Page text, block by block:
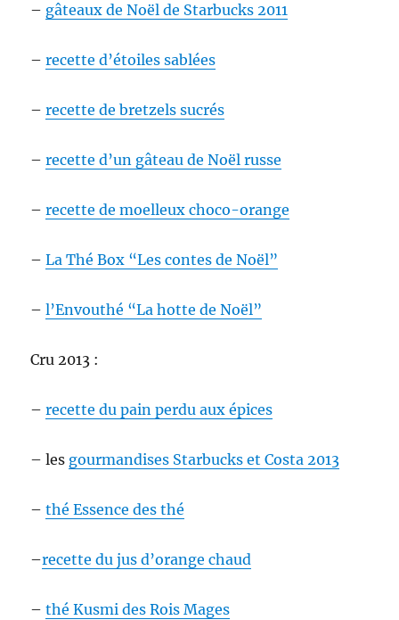
– gâteaux de Noël de Starbucks 2011
–recette d’étoiles sablées
–recette de bretzels sucrés
–recette d’un gâteau de Noël russe
–recette de moelleux choco-orange
–La Thé Box “Les contes de Noël”
–l’Envouthé “La hotte de Noël”
Cru 2013 :
–recette du pain perdu aux épices
– les gourmandises Starbucks et Costa 2013
–thé Essence des thé
–recette du jus d’orange chaud
–thé Kusmi des Rois Mages